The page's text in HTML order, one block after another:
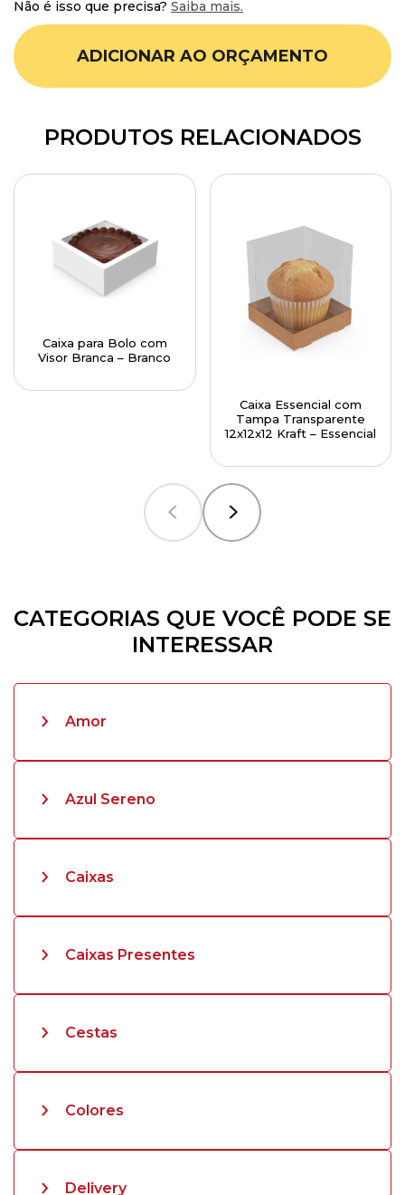
Não é isso que precisa? Saiba mais.
ADICIONAR AO ORÇAMENTO
PRODUTOS RELACIONADOS
Caixa para Bolo com
Visor Branca – Branco
Caixa Essencial com
Tampa Transparente
12x12x12 Kraft – Essencial
CATEGORIAS QUE VOCÊ PODE SE
INTERESSAR
Amor
Azul Sereno
Caixas
Caixas Presentes
Cestas
Colores
Delivery